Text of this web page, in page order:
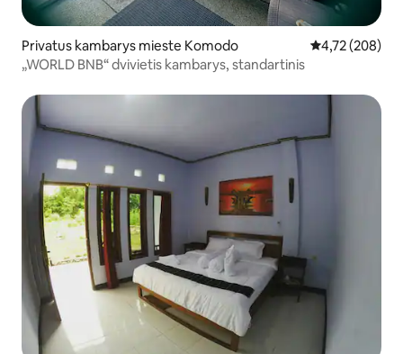
Privatus kambarys mieste Komodo Vidutinis
4,72 (208)
„WORLD BNB“ dvivietis kambarys, standartinis